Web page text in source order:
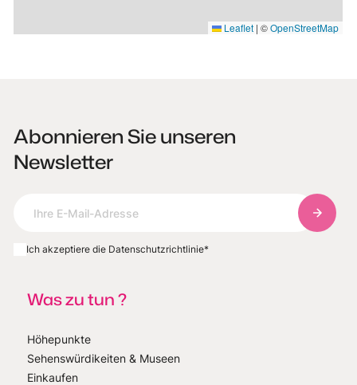
Leaflet | ©OpenStreetMap
Abonnieren Sie unseren
Newsletter
Ich akzeptiere die Datenschutzrichtlinie*
Was zu tun ?
Höhepunkte
Sehenswürdikeiten & Museen
Einkaufen